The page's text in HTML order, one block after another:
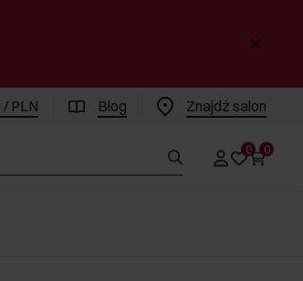
/ PLN Blog Znajdż salon
0 0